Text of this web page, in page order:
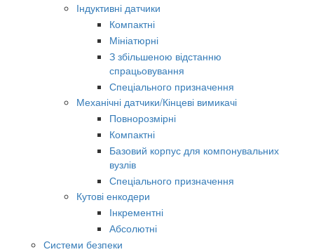
Індуктивні датчики
Компактні
Мініатюрні
З збільшеною відстанню
спрацьовування
Спеціального призначення
Механічні датчики/Кінцеві вимикачі
Повнорозмірні
Компактні
Базовий корпус для компонувальних
вузлів
Спеціального призначення
Кутові енкодери
Інкрементні
Абсолютні
Системи безпеки